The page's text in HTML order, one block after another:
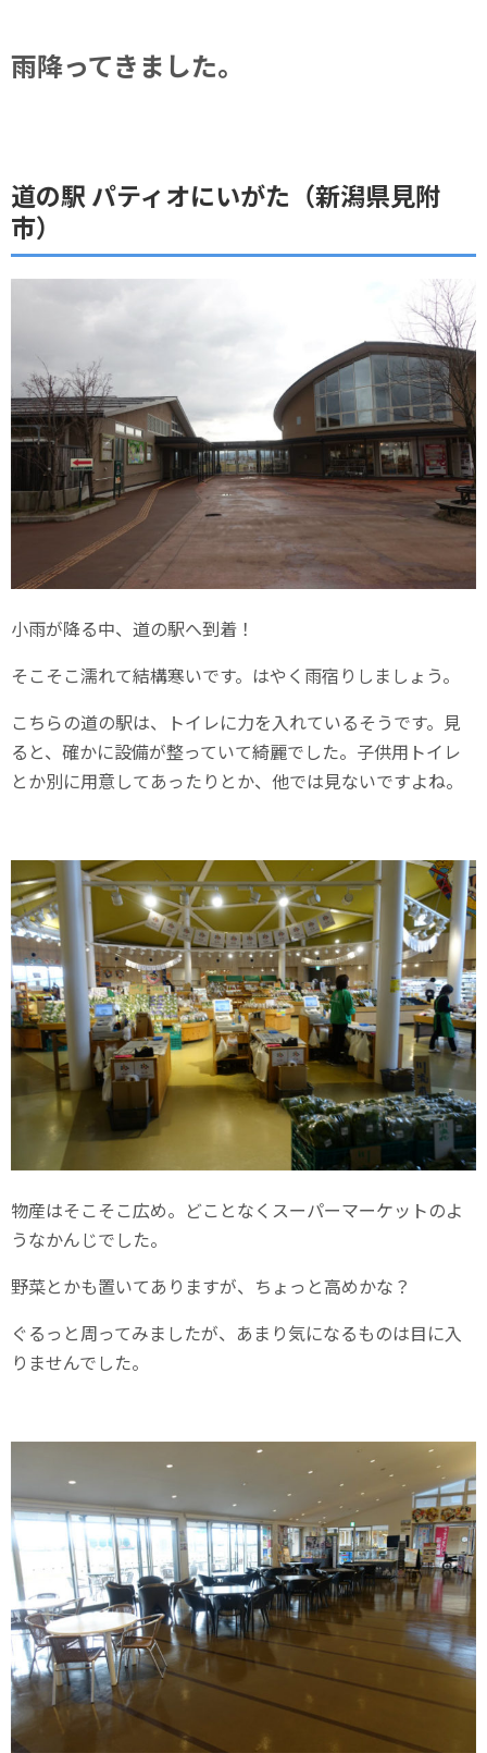
雨降ってきました。
道の駅 パティオにいがた（新潟県見附
市）
小雨が降る中、道の駅へ到着！
そこそこ濡れて結構寒いです。はやく雨宿りしましょう。
こちらの道の駅は、トイレに力を入れているそうです。見
ると、確かに設備が整っていて綺麗でした。子供用トイレ
とか別に用意してあったりとか、他では見ないですよね。
物産はそこそこ広め。どことなくスーパーマーケットのよ
うなかんじでした。
野菜とかも置いてありますが、ちょっと高めかな？
ぐるっと周ってみましたが、あまり気になるものは目に入
りませんでした。